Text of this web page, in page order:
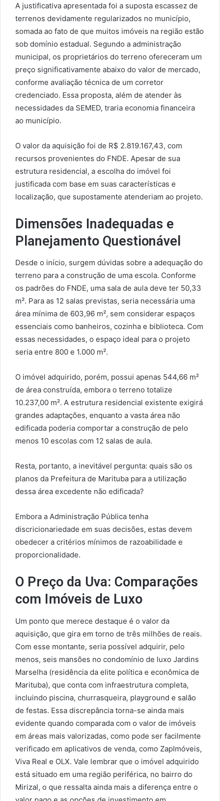
A justificativa apresentada foi a suposta escassez de
terrenos devidamente regularizados no município,
somada ao fato de que muitos imóveis na região estão
sob domínio estadual. Segundo a administração
municipal, os proprietários do terreno ofereceram um
preço significativamente abaixo do valor de mercado,
conforme avaliação técnica de um corretor
credenciado. Essa proposta, além de atender às
necessidades da SEMED, traria economia financeira
ao município.
O valor da aquisição foi de R$ 2.819.167,43, com
recursos provenientes do FNDE. Apesar de sua
estrutura residencial, a escolha do imóvel foi
justificada com base em suas características e
localização, que supostamente atenderiam ao projeto.
Dimensões Inadequadas e
Planejamento Questionável
Desde o início, surgem dúvidas sobre a adequação do
terreno para a construção de uma escola. Conforme
os padrões do FNDE, uma sala de aula deve ter 50,33
m². Para as 12 salas previstas, seria necessária uma
área mínima de 603,96 m², sem considerar espaços
essenciais como banheiros, cozinha e biblioteca. Com
essas necessidades, o espaço ideal para o projeto
seria entre 800 e 1.000 m².
O imóvel adquirido, porém, possui apenas 544,66 m²
de área construída, embora o terreno totalize
10.237,00 m². A estrutura residencial existente exigirá
grandes adaptações, enquanto a vasta área não
edificada poderia comportar a construção de pelo
menos 10 escolas com 12 salas de aula.
Resta, portanto, a inevitável pergunta: quais são os
planos da Prefeitura de Marituba para a utilização
dessa área excedente não edificada?
Embora a Administração Pública tenha
discricionariedade em suas decisões, estas devem
obedecer a critérios mínimos de razoabilidade e
proporcionalidade.
O Preço da Uva: Comparações
com Imóveis de Luxo
Um ponto que merece destaque é o valor da
aquisição, que gira em torno de três milhões de reais.
Com esse montante, seria possível adquirir, pelo
menos, seis mansões no condomínio de luxo Jardins
Marselha (residência da elite política e econômica de
Marituba), que conta com infraestrutura completa,
incluindo piscina, churrasqueira, playground e salão
de festas. Essa discrepância torna-se ainda mais
evidente quando comparada com o valor de imóveis
em áreas mais valorizadas, como pode ser facilmente
verificado em aplicativos de venda, como ZapImóveis,
Viva Real e OLX. Vale lembrar que o imóvel adquirido
está situado em uma região periférica, no bairro do
Mirizal, o que ressalta ainda mais a diferença entre o